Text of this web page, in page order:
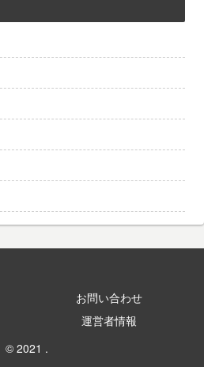
お問い合わせ
運営者情報
© 2021 .